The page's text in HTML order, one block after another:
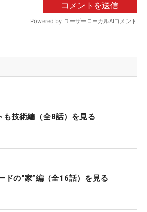
も技術編（全8話）を見る
ドの“家”編（全16話）を見る